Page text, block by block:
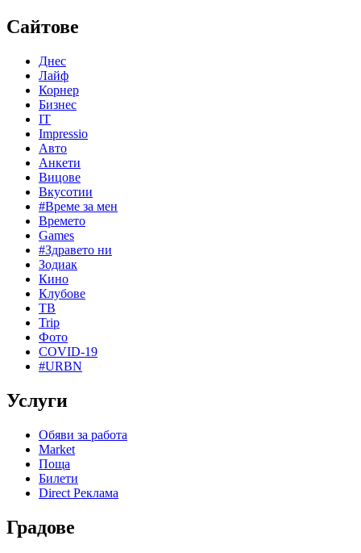
Сайтове
Днес
Лайф
Корнер
Бизнес
IT
Impressio
Авто
Анкети
Вицове
Вкусотии
#Време за мен
Времето
Games
#Здравето ни
Зодиак
Кино
Клубове
ТВ
Trip
Фото
COVID-19
#URBN
Услуги
Обяви за работа
Market
Поща
Билети
Direct Реклама
Градове